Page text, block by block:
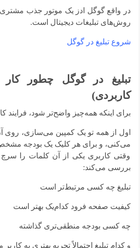
در واقع گوگل ادز یک موتور جذب مشتری
روش‌های تبلیغات دیجیتال است.
شروع تبلیغ در گوگل
تبلیغ در گوگل چطور
کاربردی)
برای اینکه همه‌چیز واضح‌تر شود، فرایند
اول از همه تو یک کمپین می‌سازی،
می‌کنی، و برای هر کلیک یک بودجه
وقتی کاربری یکی از آن کلمات را
بررسی می‌کند:
تبلیغ چه کسی مرتبط‌تر است
کیفیت صفحه فرود کدام‌یک بهتر است
چه کسی بودجه منطقی‌تری گذاشته
و کدام تبلیغ احتمالاً تجربه بهتری به